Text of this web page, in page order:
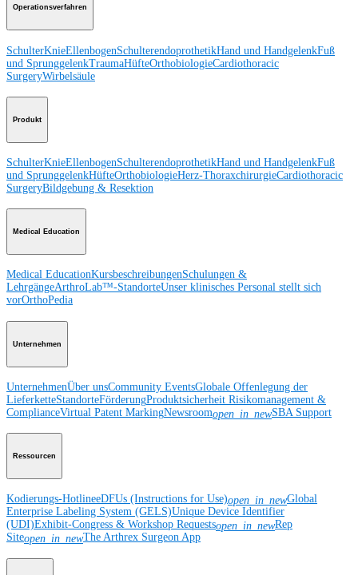
Operationsverfahren
SchulterKnieEllenbogenSchulterendoprothetikHand und HandgelenkFuß
und SprunggelenkTraumaHüfteOrthobiologieCardiothoracic
SurgeryWirbelsäule
Produkt
SchulterKnieEllenbogenSchulterendoprothetikHand und HandgelenkFuß
und SprunggelenkHüfteOrthobiologieHerz-ThoraxchirurgieCardiothoracic
SurgeryBildgebung & Resektion
Medical Education
Medical EducationKursbeschreibungenSchulungen &
LehrgängeArthroLab™-StandorteUnser klinisches Personal stellt sich
vorOrthoPedia
Unternehmen
UnternehmenÜber unsCommunity EventsGlobale Offenlegung der
LieferketteStandorteFörderungProduktsicherheit Risikomanagement &
ComplianceVirtual Patent MarkingNewsroomopen_in_newSBA Support
Ressourcen
Kodierungs-HotlineeDFUs (Instructions for Use)open_in_newGlobal
Enterprise Labeling System (GELS)Unique Device Identifier
(UDI)Exhibit-Congress & Workshop Requestsopen_in_newRep
Siteopen_in_newThe Arthrex Surgeon App